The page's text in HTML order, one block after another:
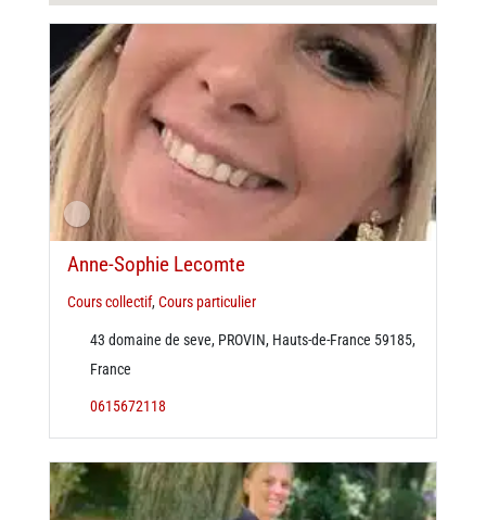
Anne-Sophie Lecomte
Cours collectif, Cours particulier
43 domaine de seve, PROVIN, Hauts-de-France 59185,
France
0615672118